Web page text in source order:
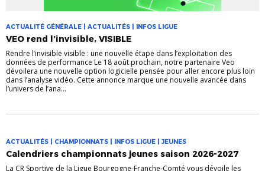
ACTUALITÉ GÉNÉRALE | ACTUALITÉS | INFOS LIGUE
VEO rend l’invisible, VISIBLE
Rendre l’invisible visible : une nouvelle étape dans l’exploitation des
données de performance Le 18 août prochain, notre partenaire Veo
dévoilera une nouvelle option logicielle pensée pour aller encore plus loin
dans l’analyse vidéo. Cette annonce marque une nouvelle avancée dans
l’univers de l’ana...
ACTUALITÉS | CHAMPIONNATS | INFOS LIGUE | JEUNES
Calendriers championnats jeunes saison 2026-2027
La CR Sportive de la Ligue Bourgogne-Franche-Comté vous dévoile les